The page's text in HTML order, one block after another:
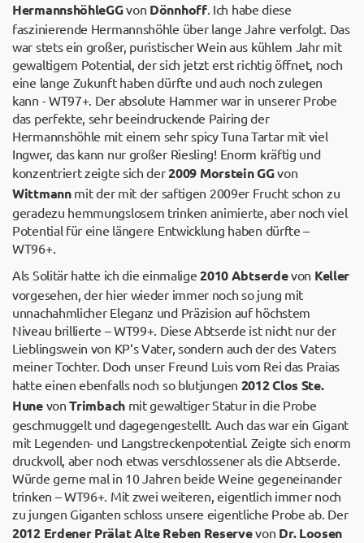
HermannshöhleGGvon Dönnhoff. Ich habe diese
faszinierende Hermannshöhle über lange Jahre verfolgt. Das
war stets ein großer, puristischer Wein aus kühlem Jahr mit
gewaltigem Potential, der sich jetzt erst richtig öffnet, noch
eine lange Zukunft haben dürfte und auch noch zulegen
kann - WT97+. Der absolute Hammer war in unserer Probe
das perfekte, sehr beeindruckende Pairing der
Hermannshöhle mit einem sehr spicy Tuna Tartar mit viel
Ingwer, das kann nur großer Riesling! Enorm kräftig und
konzentriert zeigte sich der2009 Morstein GGvon
Wittmannmit der mit der saftigen 2009er Frucht schon zu
geradezu hemmungslosem trinken animierte, aber noch viel
Potential für eine längere Entwicklung haben dürfte –
WT96+.
Als Solitär hatte ich die einmalige2010 Abtserdevon Keller
vorgesehen, der hier wieder immer noch so jung mit
unnachahmlicher Eleganz und Präzision auf höchstem
Niveau brillierte – WT99+. Diese Abtserde ist nicht nur der
Lieblingswein von KP‘s Vater, sondern auch der des Vaters
meiner Tochter. Doch unser Freund Luis vom Rei das Praias
hatte einen ebenfalls noch so blutjungen 2012 Clos Ste.
Hune vonTrimbachmit gewaltiger Statur in die Probe
geschmuggelt und dagegengestellt. Auch das war ein Gigant
mit Legenden- und Langstreckenpotential. Zeigte sich enorm
druckvoll, aber noch etwas verschlossener als die Abtserde.
Würde gerne mal in 10 Jahren beide Weine gegeneinander
trinken – WT96+. Mit zwei weiteren, eigentlich immer noch
zu jungen Giganten schloss unsere eigentliche Probe ab. Der
2012 Erdener Prälat Alte Reben Reservevon Dr. Loosen